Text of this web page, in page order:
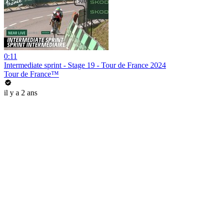
0:11
Intermediate sprint - Stage 19 - Tour de France 2024
Tour de France™
il y a 2 ans